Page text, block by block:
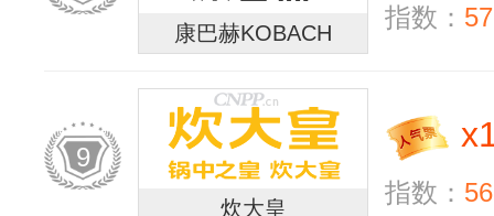
康巴赫KOBACH
指数：
9
炊大皇
x
指数：